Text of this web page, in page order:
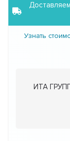
Узнать
ИТА